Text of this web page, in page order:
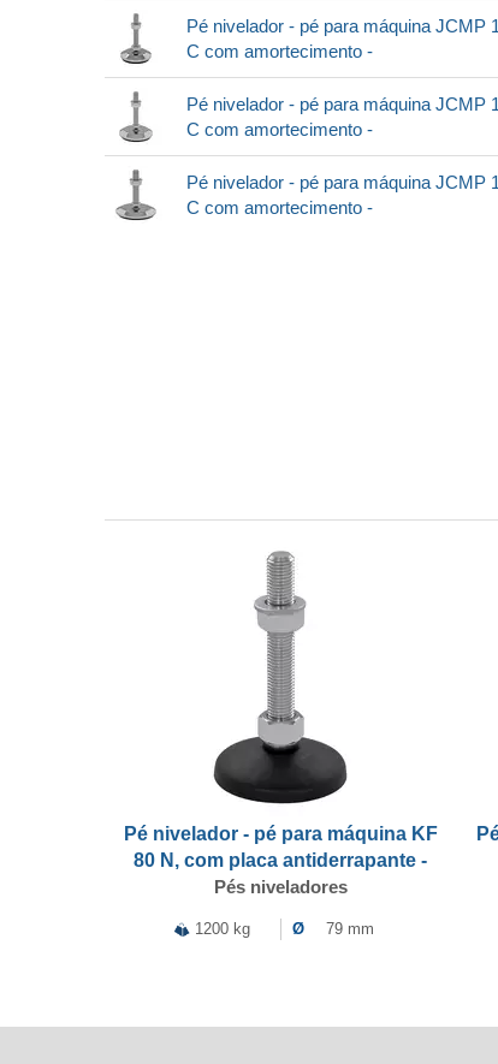
Pé nivelador - pé para máquina JCMP
C com amortecimento -
Pé nivelador - pé para máquina JCMP
C com amortecimento -
Pé nivelador - pé para máquina JCMP
C com amortecimento -
Pé nivelador - pé para máquina KF
80 N, com placa antiderrapante -
Pés niveladores
1200 kg Ø 79 mm